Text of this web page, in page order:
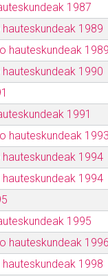
1987
1989
hauteskundeak 1989
1990
1991
hauteskundeak 1993
1994
1994
1995
hauteskundeak 1996
1998